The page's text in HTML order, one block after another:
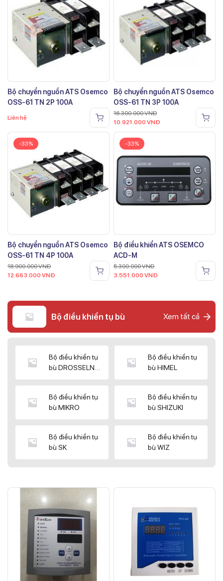
Bộ chuyển nguồn ATS Osemco
OSS-61 TN 2P 100A
Liên hệ
Bộ chuyển nguồn ATS Osemco
OSS-61 TN 3P 100A
16.300.000VNĐ
10.921.000 VNĐ
-33%
Bộ chuyển nguồn ATS Osemco
OSS-61 TN 4P 100A
18.900.000VNĐ
12.663.000 VNĐ
-33%
Bộ điều khiển ATS OSEMCO
ACD-M
5.300.000VNĐ
3.551.000 VNĐ
Bộ điều khiển tụ bù Xem tất cả
Bộ điều khiển tụ
bù DROSSELN
Bộ điều khiển tụ
bù HIMEL
Bộ điều khiển tụ
bù MIKRO
Bộ điều khiển tụ
bù SHIZUKI
Bộ điều khiển tụ
bù SK
Bộ điều khiển tụ
bù WIZ